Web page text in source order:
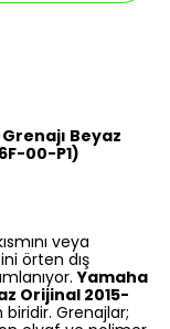
Beyaz
00-P1)
veya
örten dış
Yamaha
Orijinal 2015-
Grenajlar;